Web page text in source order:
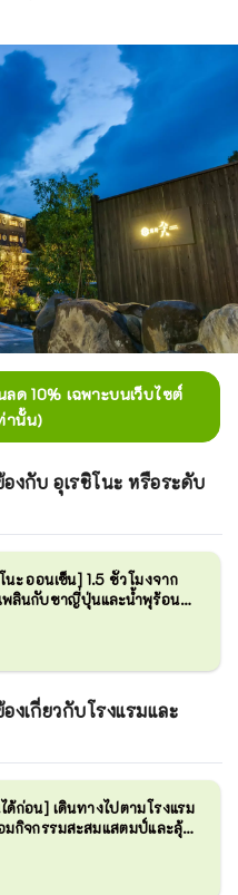
10% เฉพาะบนเว็บไซต์
านั้น)
งกับ อุเรชิโนะ หรือระดับ
นะ ออนเซ็น] 1.5 ชั่วโมงจาก
พลินกับชาญี่ปุ่นและน้ำพุร้อน
งเกี่ยวกับโรงแรมและ
ด้ก่อน] เดินทางไปตามโรงแรม
มกิจกรรมสะสมแสตมป์และลุ้น